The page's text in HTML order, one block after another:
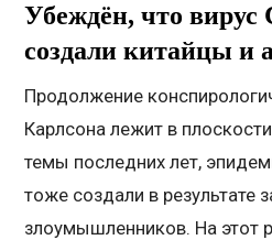
Убеждён, что вирус
создали китайцы и
Продолжение
Карлсона лежит в
темы последних лет,
тоже создали в результате
злоумышленников. На этот